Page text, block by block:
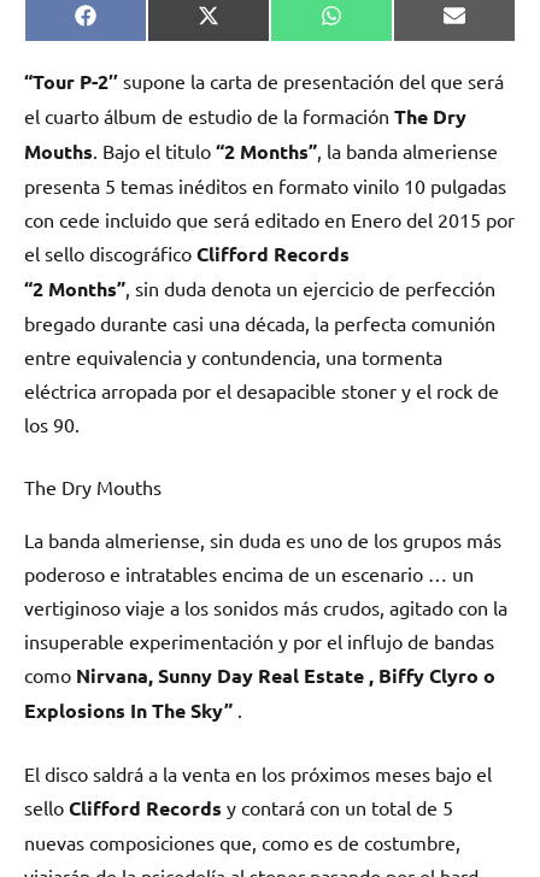
Compartir
en
Facebook
Compartir
en
X
(Twitter)
Compartir
en
WhatsApp
en
Email
“Tour P-2″ supone la carta de presentación del que será
el cuarto álbum de estudio de la formación The Dry
Mouths . Bajo el titulo “2 Months” , la banda almeriense
presenta 5 temas inéditos en formato vinilo 10 pulgadas
con cede incluido que será editado en Enero del 2015 por
el sello discográfico Clifford Records
“2 Months” , sin duda denota un ejercicio de perfección
bregado durante casi una década, la perfecta comunión
entre equivalencia y contundencia, una tormenta
eléctrica arropada por el desapacible stoner y el rock de
los 90.
The Dry Mouths
La banda almeriense, sin duda es uno de los grupos más
poderoso e intratables encima de un escenario … un
vertiginoso viaje a los sonidos más crudos, agitado con la
insuperable experimentación y por el influjo de bandas
como Nirvana, Sunny Day Real Estate , Biffy Clyro o
Explosions In The Sky”
El disco saldrá a la venta en los próximos meses bajo el
sello Clifford Records y contará con un total de 5
nuevas composiciones que, como es de costumbre,